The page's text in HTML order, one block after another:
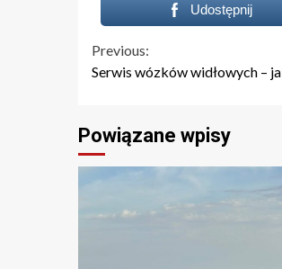
Udostępnij
Continue
Previous:
Serwis wózków widłowych –
Powiązane wpisy